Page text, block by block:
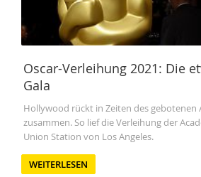
Oscar-Verleihung 2021: Die
Gala
Hollywood rückt in Zeiten des gebotenen
zusammen. So lief die Verleihung der
Union Station von Los Angeles.
WEITERLESEN